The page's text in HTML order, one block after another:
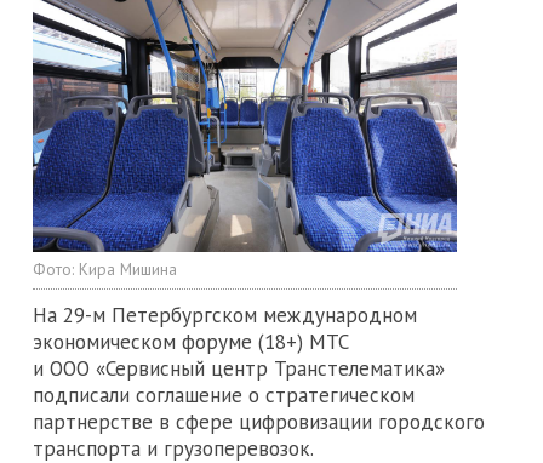
Фото: Кира Мишина
На 29-м Петербургском международном
экономическом форуме (18+) МТС
и ООО «Сервисный центр Транстелематика»
подписали соглашение о стратегическом
партнерстве в сфере цифровизации городского
транспорта и грузоперевозок.